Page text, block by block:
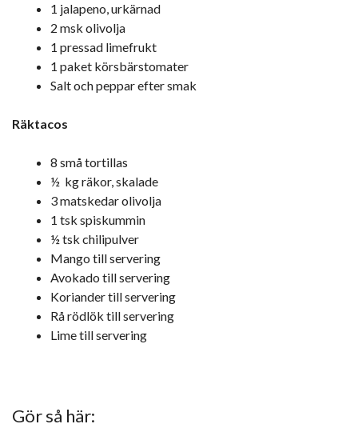
1 jalapeno, urkärnad
2 msk olivolja
1 pressad limefrukt
1 paket körsbärstomater
Salt och peppar efter smak
Räktacos
8 små tortillas
½ kg räkor, skalade
3 matskedar olivolja
1 tsk spiskummin
½ tsk chilipulver
Mango till servering
Avokado till servering
Koriander till servering
Rå rödlök till servering
Lime till servering
Gör så här: